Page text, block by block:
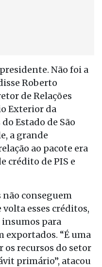
Não foi a
Roberto
de Relações
Exterior da
Estado de São
a grande
ao pacote era
crédito de PIS e
conseguem
esses créditos,
para
exportados. “É uma
os recursos do setor
primário”, atacou